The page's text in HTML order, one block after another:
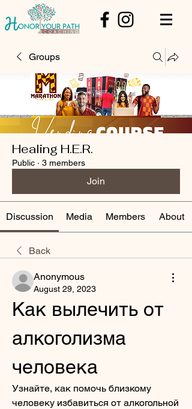
Groups
Healing H.E.R.
Public · 3 members
Join
Discussion Media Members About
Back
Anonymous
August 29, 2023
Как вылечить от
алкоголизма
человека
Узнайте, как помочь близкому
человеку избавиться от алкогольной